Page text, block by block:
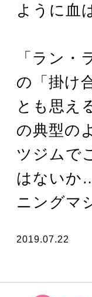
ように血
「ラン
の「掛け
とも思え
の典型の
ツジムで
はないか
ニングマ
2019.07.22